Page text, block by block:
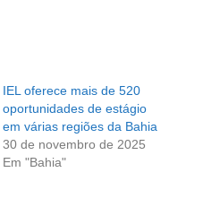
IEL oferece mais de 520
oportunidades de estágio
em várias regiões da Bahia
30 de novembro de 2025
Em "Bahia"